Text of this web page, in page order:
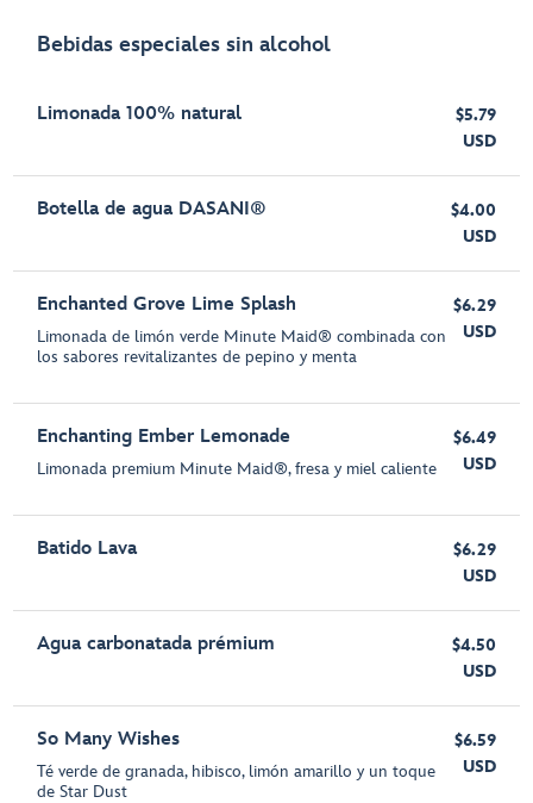
Bebidas especiales sin alcohol
Limonada 100% natural
$5.79
USD
Botella de agua DASANI®
$4.00
USD
Enchanted Grove Lime Splash
Limonada de limón verde Minute Maid® combinada con
los sabores revitalizantes de pepino y menta
$6.29
USD
Enchanting Ember Lemonade
Limonada premium Minute Maid®, fresa y miel caliente
$6.49
USD
Batido Lava
$6.29
USD
Agua carbonatada prémium
$4.50
USD
So Many Wishes
Té verde de granada, hibisco, limón amarillo y un toque
de Star Dust
$6.59
USD